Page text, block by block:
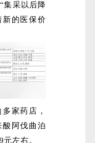
集采以后降
的医保价
家药店，
酸阿伐曲泊
左右。